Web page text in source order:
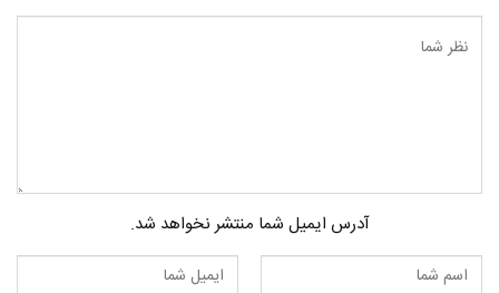
آدرس ایمیل شما منتشر نخواهد شد.